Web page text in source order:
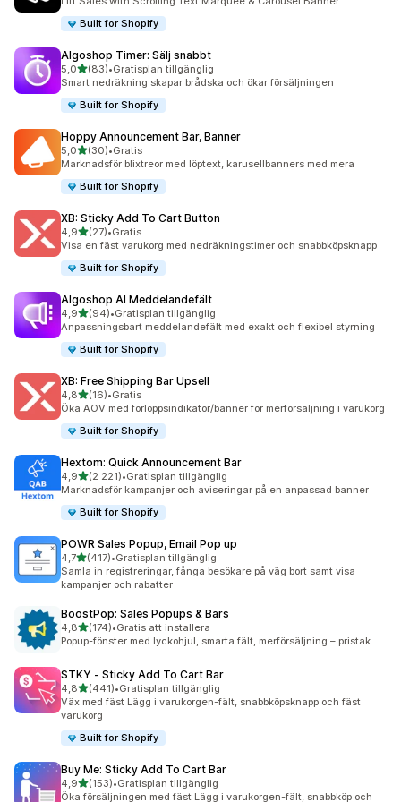
Built for Shopify
Algoshop Timer: Sälj snabbt
5,0av 5 stjärnor
(83)
83 recensioner totalt
•Gratisplan tillgänglig
Smart nedräkning skapar brådska och ökar försäljningen
Built for Shopify
Hoppy Announcement Bar, Banner
5,0av 5 stjärnor
(30)
30 recensioner totalt
•Gratis
Marknadsför blixtreor med löptext, karusellbanners med mera
Built for Shopify
XB: Sticky Add To Cart Button
4,9av 5 stjärnor
(27)
27 recensioner totalt
•Gratis
Visa en fäst varukorg med nedräkningstimer och snabbköpsknapp
Built for Shopify
Algoshop AI Meddelandefält
4,9av 5 stjärnor
(94)
94 recensioner totalt
•Gratisplan tillgänglig
Anpassningsbart meddelandefält med exakt och flexibel styrning
Built for Shopify
XB: Free Shipping Bar Upsell
4,8av 5 stjärnor
(16)
16 recensioner totalt
•Gratis
Öka AOV med förloppsindikator/banner för merförsäljning i varukorg
Built for Shopify
Hextom: Quick Announcement Bar
4,9av 5 stjärnor
(2 221)
2221 recensioner totalt
•Gratisplan tillgänglig
Marknadsför kampanjer och aviseringar på en anpassad banner
Built for Shopify
POWR Sales Popup, Email Pop up
4,7av 5 stjärnor
(417)
417 recensioner totalt
•Gratisplan tillgänglig
Samla in registreringar, fånga besökare på väg bort samt visa
kampanjer och rabatter
BoostPop: Sales Popups & Bars
4,8av 5 stjärnor
(174)
174 recensioner totalt
•Gratis att installera
Popup-fönster med lyckohjul, smarta fält, merförsäljning – pristak
STKY ‑ Sticky Add To Cart Bar
4,8av 5 stjärnor
(441)
441 recensioner totalt
•Gratisplan tillgänglig
Väx med fäst Lägg i varukorgen-fält, snabbköpsknapp och fäst
varukorg
Built for Shopify
Buy Me: Sticky Add To Cart Bar
4,9av 5 stjärnor
(153)
153 recensioner totalt
•Gratisplan tillgänglig
Öka försäljningen med fäst Lägg i varukorgen-fält, snabbköp och